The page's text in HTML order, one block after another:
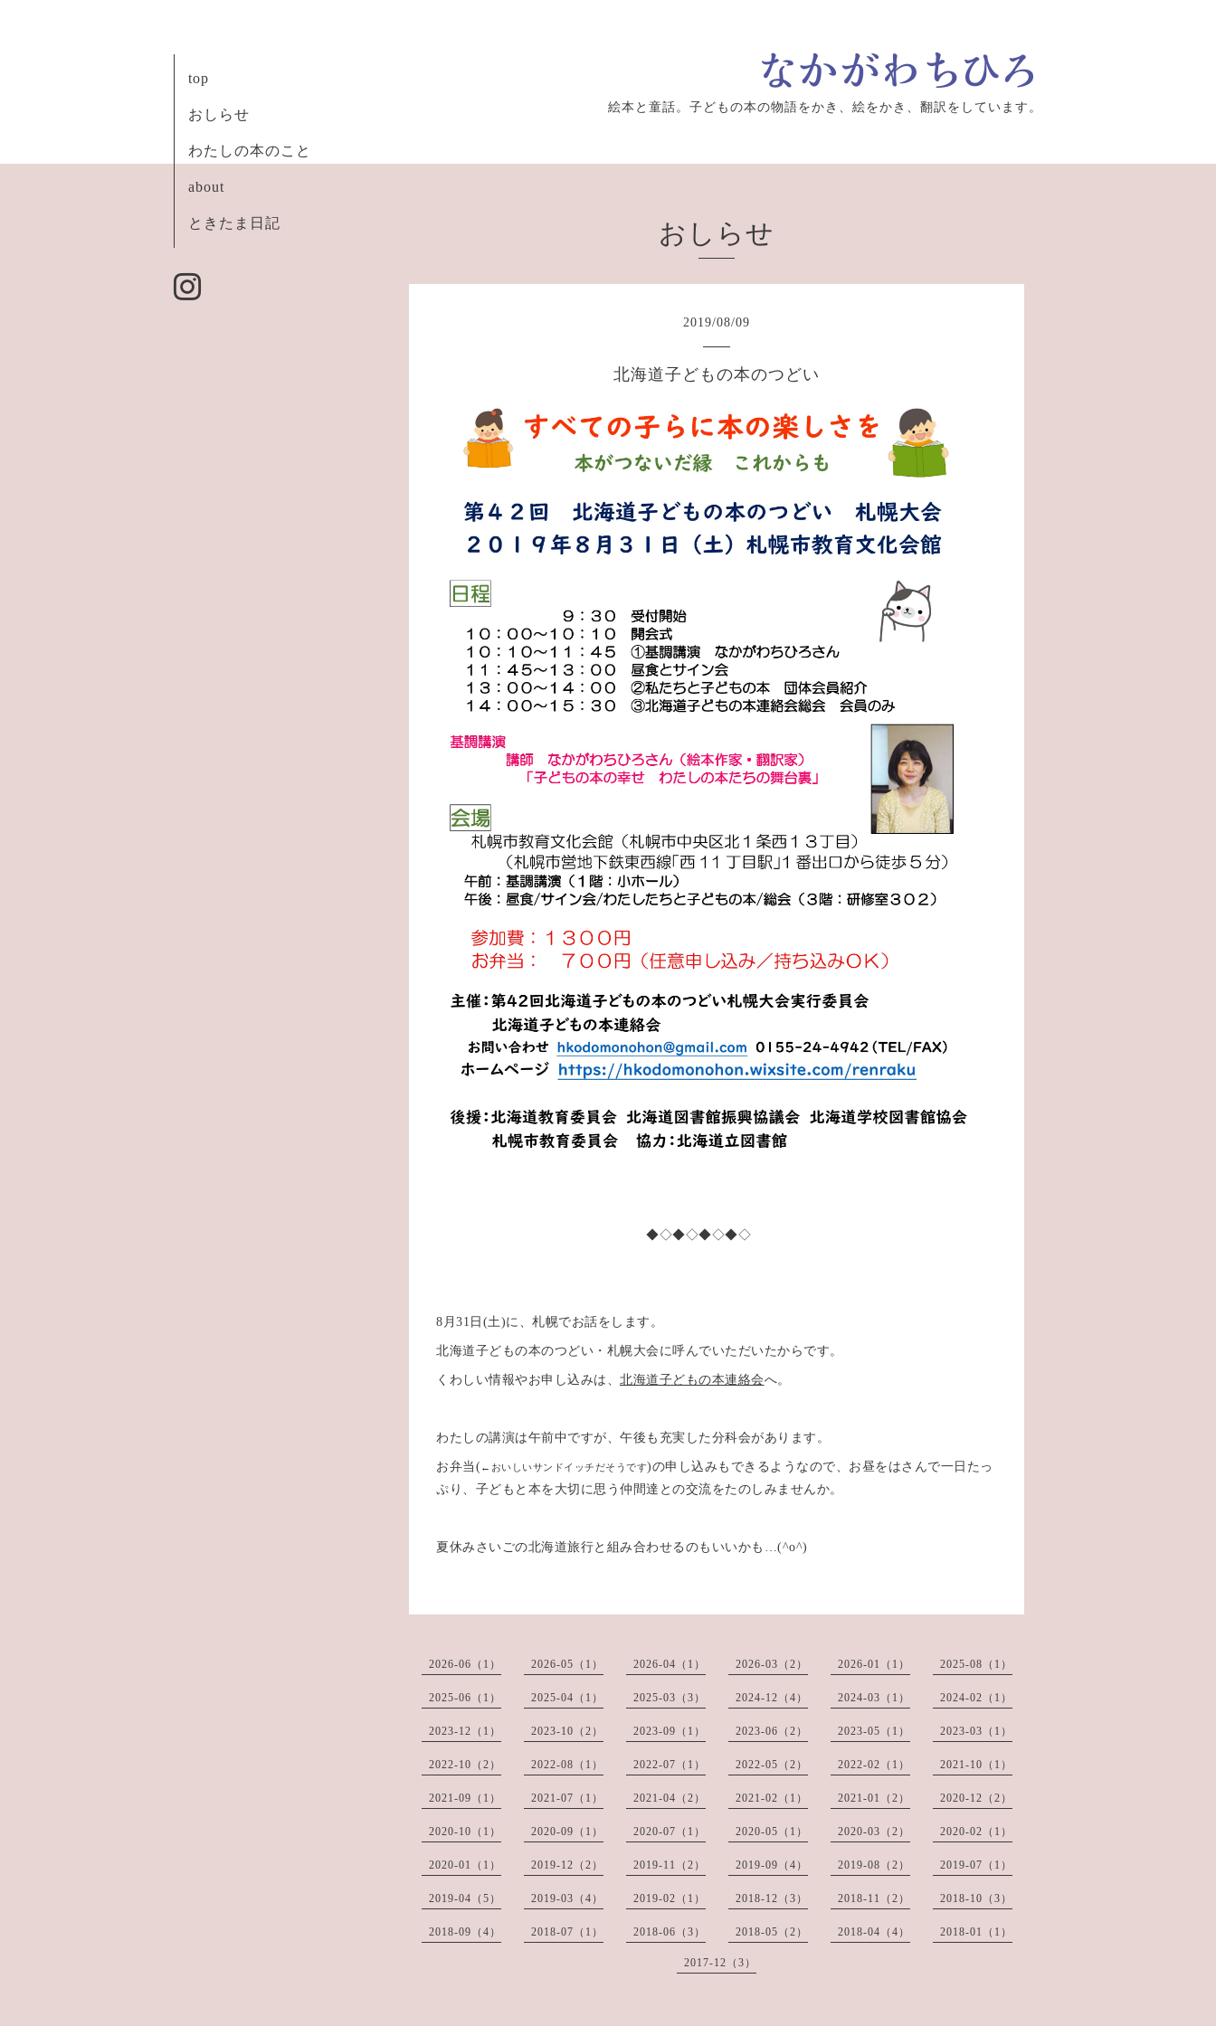
絵本と童話。子どもの本の物語をかき、絵をかき、翻訳をしています。
top
おしらせ
わたしの本のこと
about
ときたま日記 おしらせ
2019/08/09
北海道子どもの本のつどい
◆◇◆◇◆◇◆◇
8月31日(土)に、札幌でお話をします。
北海道子どもの本のつどい・札幌大会に呼んでいただいたからです。
くわしい情報やお申し込みは、 北海道子どもの本連絡会へ。
わたしの講演は午前中ですが、午後も充実した分科会があります。
お弁当(←おいしいサンドイッチだそうです)の申し込みもできるようなので、お昼をはさんで一日たっ
ぷり、子どもと本を大切に思う仲間達との交流をたのしみませんか。
夏休みさいごの北海道旅行と組み合わせるのもいいかも…(^o^)
2026-06（1） 2026-05（1） 2026-04（1） 2026-03（2） 2026-01（1） 2025-08（1）
2025-06（1） 2025-04（1） 2025-03（3） 2024-12（4） 2024-03（1） 2024-02（1）
2023-12（1） 2023-10（2） 2023-09（1） 2023-06（2） 2023-05（1） 2023-03（1）
2022-10（2） 2022-08（1） 2022-07（1） 2022-05（2） 2022-02（1） 2021-10（1）
2021-09（1） 2021-07（1） 2021-04（2） 2021-02（1） 2021-01（2） 2020-12（2）
2020-10（1） 2020-09（1） 2020-07（1） 2020-05（1） 2020-03（2） 2020-02（1）
2020-01（1） 2019-12（2） 2019-11（2） 2019-09（4） 2019-08（2） 2019-07（1）
2019-04（5） 2019-03（4） 2019-02（1） 2018-12（3） 2018-11（2） 2018-10（3）
2018-09（4） 2018-07（1） 2018-06（3） 2018-05（2） 2018-04（4） 2018-01（1）
2017-12（3）